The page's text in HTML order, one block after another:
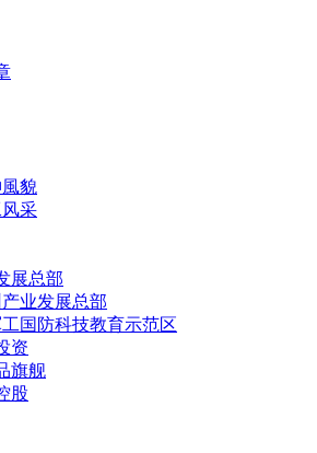
貌
风采
展总部
业发展总部
国防科技教育示范区
资
旗舰
股